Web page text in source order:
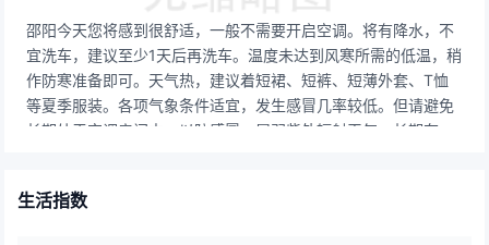
邵阳今天您将感到很舒适，一般不需要开启空调。将有降水，不
宜洗车，建议至少1天后再洗车。温度未达到风寒所需的低温，稍
作防寒准备即可。天气热，建议着短裙、短裤、短薄外套、T恤
等夏季服装。各项气象条件适宜，发生感冒几率较低。但请避免
长期处于空调房间中，以防感冒。属弱紫外辐射天气，长期在户
长，事故易发期，注意车距，务必小心驾驶。有降水，不适宜晾
生活指数